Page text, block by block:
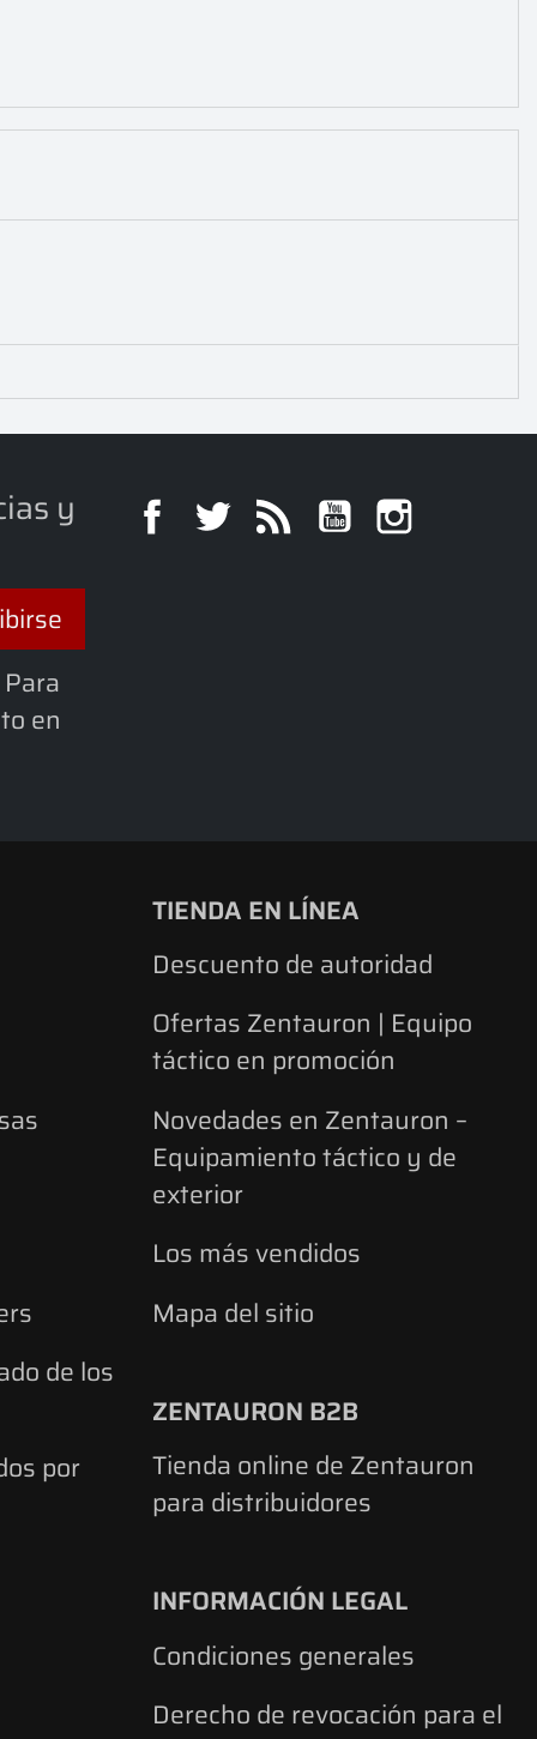
y
en
FacebookTwitterRss YouTube
de los
por
TIENDA EN LÍNEA
Descuento de autoridad
Ofertas Zentauron | Equipo
táctico en promoción
Novedades en Zentauron –
Equipamiento táctico y de
exterior
Los más vendidos
Mapa del sitio
ZENTAURON B2B
Tienda online de Zentauron
para distribuidores
INFORMACIÓN LEGAL
Condiciones generales
Derecho de revocación para el